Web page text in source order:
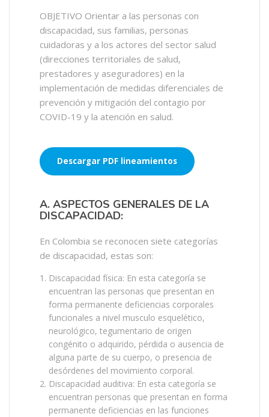
OBJETIVO Orientar a las personas con
discapacidad, sus familias, personas
cuidadoras y a los actores del sector salud
(direcciones territoriales de salud,
prestadores y aseguradores) en la
implementación de medidas diferenciales de
prevención y mitigación del contagio por
COVID-19 y la atención en salud.
Descargar PDF lineamientos
A. ASPECTOS GENERALES DE LA
DISCAPACIDAD:
En Colombia se reconocen siete categorías
de discapacidad, estas son:
Discapacidad física: En esta categoría se
encuentran las personas que presentan en
forma permanente deficiencias corporales
funcionales a nivel musculo esquelético,
neurológico, tegumentario de origen
congénito o adquirido, pérdida o ausencia de
alguna parte de su cuerpo, o presencia de
desórdenes del movimiento corporal.
Discapacidad auditiva: En esta categoría se
encuentran personas que presentan en forma
permanente deficiencias en las funciones